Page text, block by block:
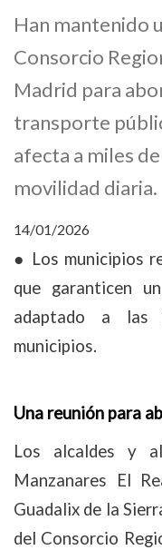
Han mantenido
Consorcio
Madrid para
transporte
afecta a miles
movilidad diaria.
14/01/2026
● Los municipios
que garanticen
adaptado a las
municipios.
Una reunión para
Los alcaldes y
Manzanares El
Guadalix de la
del Consorcio